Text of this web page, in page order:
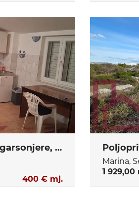
Dugoročan najam garsonjere, Solin, Dračevac
400 € mj.
Marina,
1 929,00